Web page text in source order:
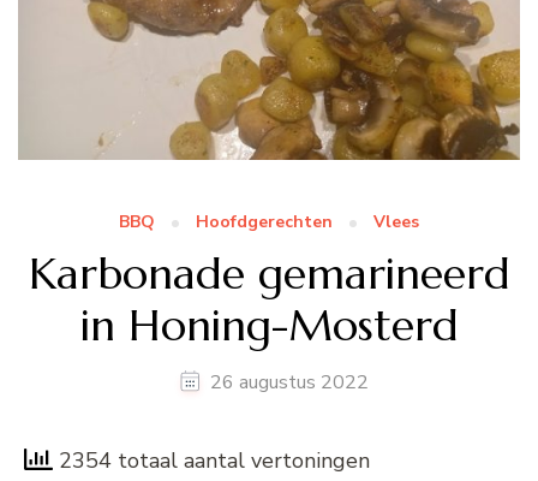
BBQ Hoofdgerechten Vlees
Karbonade gemarineerd
in Honing-Mosterd
26 augustus 2022
2354 totaal aantal vertoningen